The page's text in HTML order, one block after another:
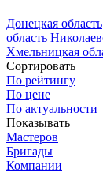
Донецкая область
область
Хмельницкая
Сортировать
По рейтингу
По цене
По актуальности
Показывать
Мастеров
Бригады
Компании